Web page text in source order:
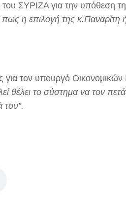
ΣΥΡΙΖΑ για την υπόθεση
πως η επιλογή της κ.Παναρίτη
για τον υπουργό Οικονομικών
θέλει το σύστημα να τον
του”.